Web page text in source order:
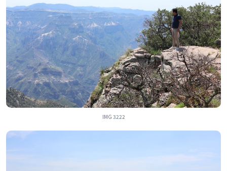
IMG 3222